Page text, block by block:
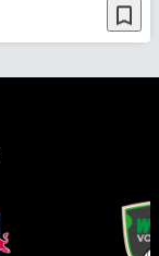
bookmark_border